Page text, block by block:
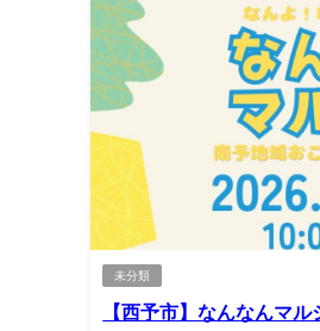
未分類
【西予市】なんなんマ